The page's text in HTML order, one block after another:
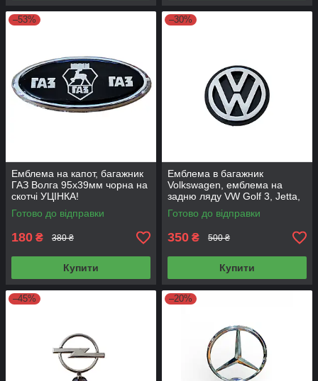
–53%
Емблема на капот, багажник
ГАЗ Волга 95х39мм чорна на
скотчі УЦІНКА!
Готово до відправки
180 ₴ 380 ₴
Купити
–30%
Емблема в багажник
Volkswagen, емблема на
задню ляду VW Golf 3, Jetta,
Passat, Polo 78мм (Эмблема
задняя 78мм)
Готово до відправки
350 ₴ 500 ₴
Купити
–45% –20%